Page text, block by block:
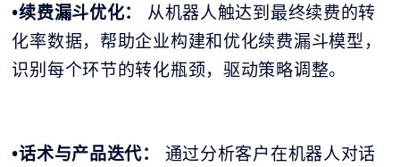
•续费漏斗优化： 从机器人触达到最终续费的转
化率数据，帮助企业构建和优化续费漏斗模型，
识别每个环节的转化瓶颈，驱动策略调整。
•话术与产品迭代： 通过分析客户在机器人对话